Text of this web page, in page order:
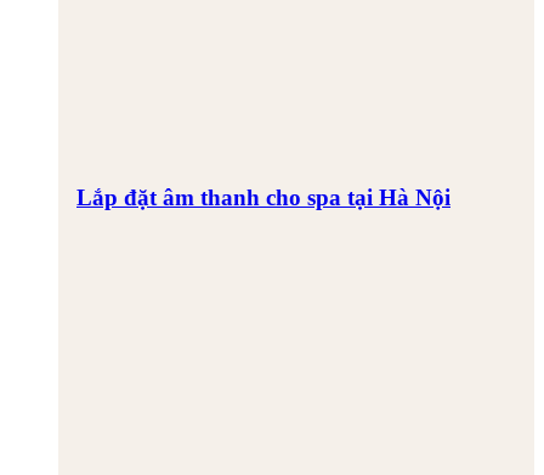
Lắp đặt âm thanh cho spa tại Hà Nội